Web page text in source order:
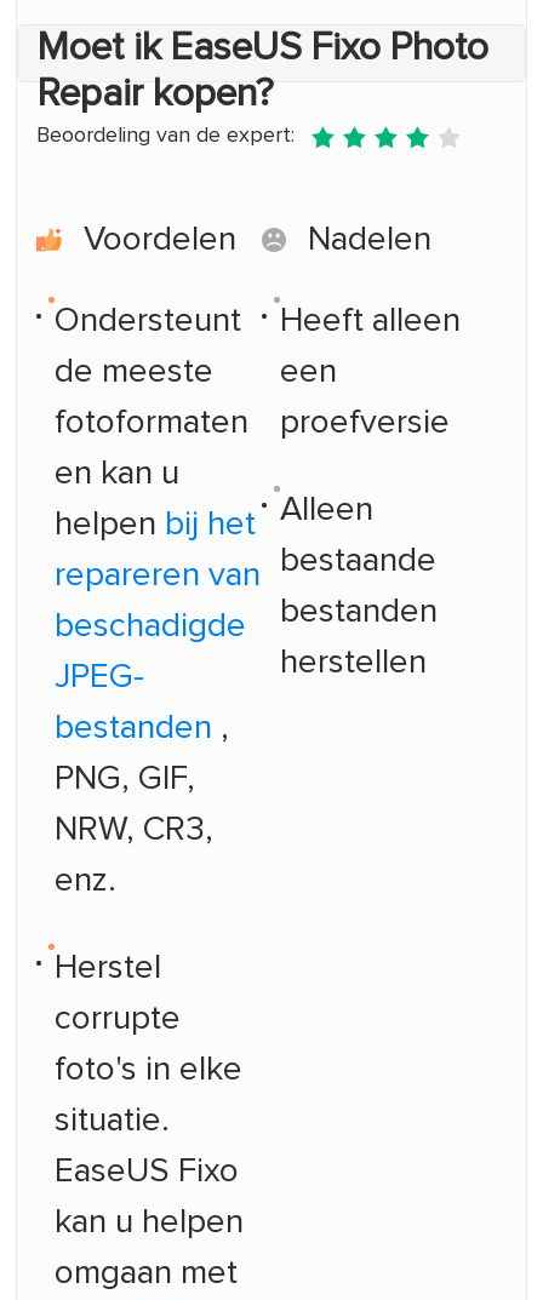
Moet ik EaseUS Fixo Photo
Repair kopen?
Beoordeling van de expert:     
Voordelen
Ondersteunt
de meeste
fotoformaten
en kan u
helpen bij het
repareren van
beschadigde
JPEG-
bestanden ,
PNG, GIF,
NRW, CR3,
enz.
Herstel
corrupte
foto's in elke
situatie.
EaseUS Fixo
kan u helpen
omgaan met
Nadelen
Heeft alleen
een
proefversie
Alleen
bestaande
bestanden
herstellen